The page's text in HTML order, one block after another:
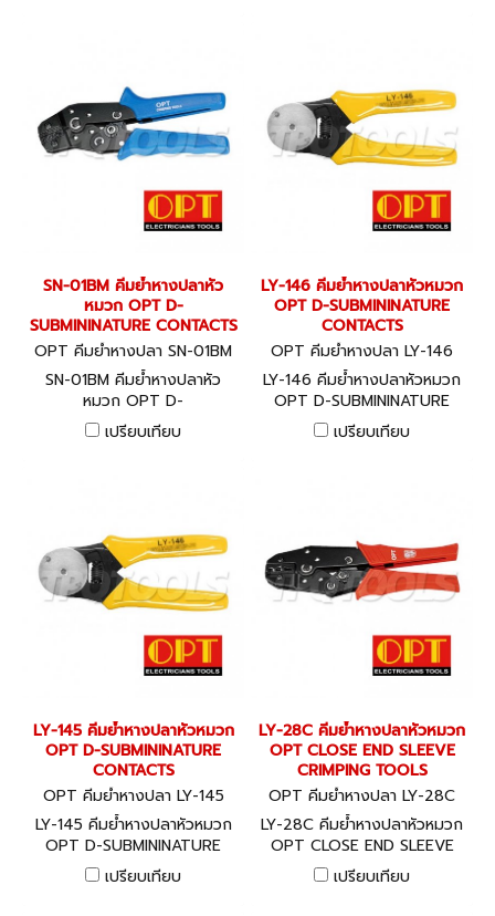
SN-01BM คีมย้ำหางปลาหัว
หมวก OPT D-
SUBMININATURE CONTACTS
OPT คีมย้ำหางปลา SN-01BM
SN-01BM คีมย้ำหางปลาหัว
หมวก OPT D-
SUBMININATURE CONTACTS
เปรียบเทียบ
LY-146 คีมย้ำหางปลาหัวหมวก
OPT D-SUBMININATURE
CONTACTS
OPT คีมย้ำหางปลา LY-146
LY-146 คีมย้ำหางปลาหัวหมวก
OPT D-SUBMININATURE
CONTACTS
เปรียบเทียบ
LY-145 คีมย้ำหางปลาหัวหมวก
OPT D-SUBMININATURE
CONTACTS
OPT คีมย้ำหางปลา LY-145
LY-145 คีมย้ำหางปลาหัวหมวก
OPT D-SUBMININATURE
CONTACTS
เปรียบเทียบ
LY-28C คีมย้ำหางปลาหัวหมวก
OPT CLOSE END SLEEVE
CRIMPING TOOLS
OPT คีมย้ำหางปลา LY-28C
LY-28C คีมย้ำหางปลาหัวหมวก
OPT CLOSE END SLEEVE
CRIMPING TOOLS
เปรียบเทียบ